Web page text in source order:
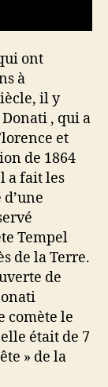
ont
à
il y
, qui a
et
de 1864
a fait les
Tempel
de la Terre.
de
comète le
était de 7
» de la